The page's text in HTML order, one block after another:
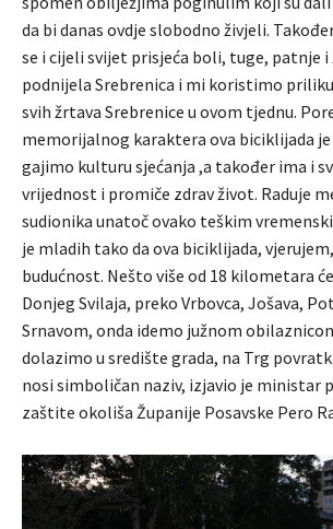
da bi danas ovdje slobodno živjeli.
se i cijeli svijet prisjeća boli, tuge, patnje i
podnijela Srebrenica i mi koristimo
svih žrtava Srebrenice u ovom tjednu.
memorijalnog karaktera ova biciklijada je
gajimo kulturu sjećanja ,a također ima i
vrijednost i promiče zdrav život. Raduje
sudionika unatoč ovako teškim
je mladih tako da ova biciklijada,
budućnost. Nešto više od 18 kilometara
Donjeg Svilaja, preko Vrbovca, Jošava,
Srnavom, onda idemo južnom
dolazimo u središte grada, na Trg
nosi simboličan naziv, izjavio je ministar
zaštite okoliša Županije Posavske Pero